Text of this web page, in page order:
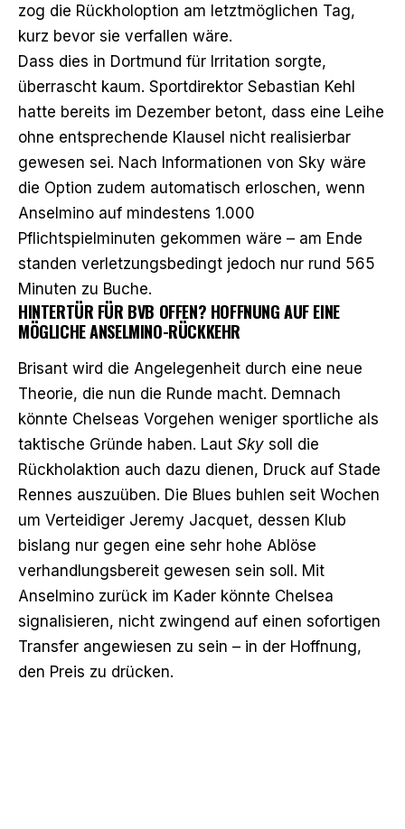
zog die Rückholoption am letztmöglichen Tag,
kurz bevor sie verfallen wäre.
Dass dies in Dortmund für Irritation sorgte,
überrascht kaum. Sportdirektor Sebastian Kehl
hatte bereits im Dezember betont, dass eine Leihe
ohne entsprechende Klausel nicht realisierbar
gewesen sei. Nach Informationen von Sky wäre
die Option zudem automatisch erloschen, wenn
Anselmino auf mindestens 1.000
Pflichtspielminuten gekommen wäre – am Ende
standen verletzungsbedingt jedoch nur rund 565
Minuten zu Buche.
HINTERTÜR FÜR BVB OFFEN? HOFFNUNG AUF EINE
MÖGLICHE ANSELMINO-RÜCKKEHR
Brisant wird die Angelegenheit durch eine neue
Theorie, die nun die Runde macht. Demnach
könnte Chelseas Vorgehen weniger sportliche als
taktische Gründe haben. Laut Sky soll die
Rückholaktion auch dazu dienen, Druck auf Stade
Rennes auszuüben. Die Blues buhlen seit Wochen
um Verteidiger Jeremy Jacquet, dessen Klub
bislang nur gegen eine sehr hohe Ablöse
verhandlungsbereit gewesen sein soll. Mit
Anselmino zurück im Kader könnte Chelsea
signalisieren, nicht zwingend auf einen sofortigen
Transfer angewiesen zu sein – in der Hoffnung,
den Preis zu drücken.